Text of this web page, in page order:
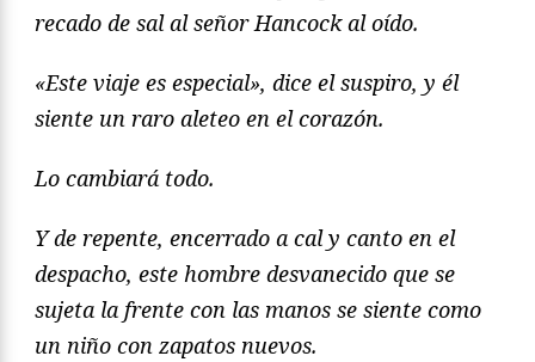
recado de sal al señor Hancock al oído.
«Este viaje es especial», dice el suspiro, y él
siente un raro aleteo en el corazón.
Lo cambiará todo.
Y de repente, encerrado a cal y canto en el
despacho, este hombre desvanecido que se
sujeta la frente con las manos se siente como
un niño con zapatos nuevos.